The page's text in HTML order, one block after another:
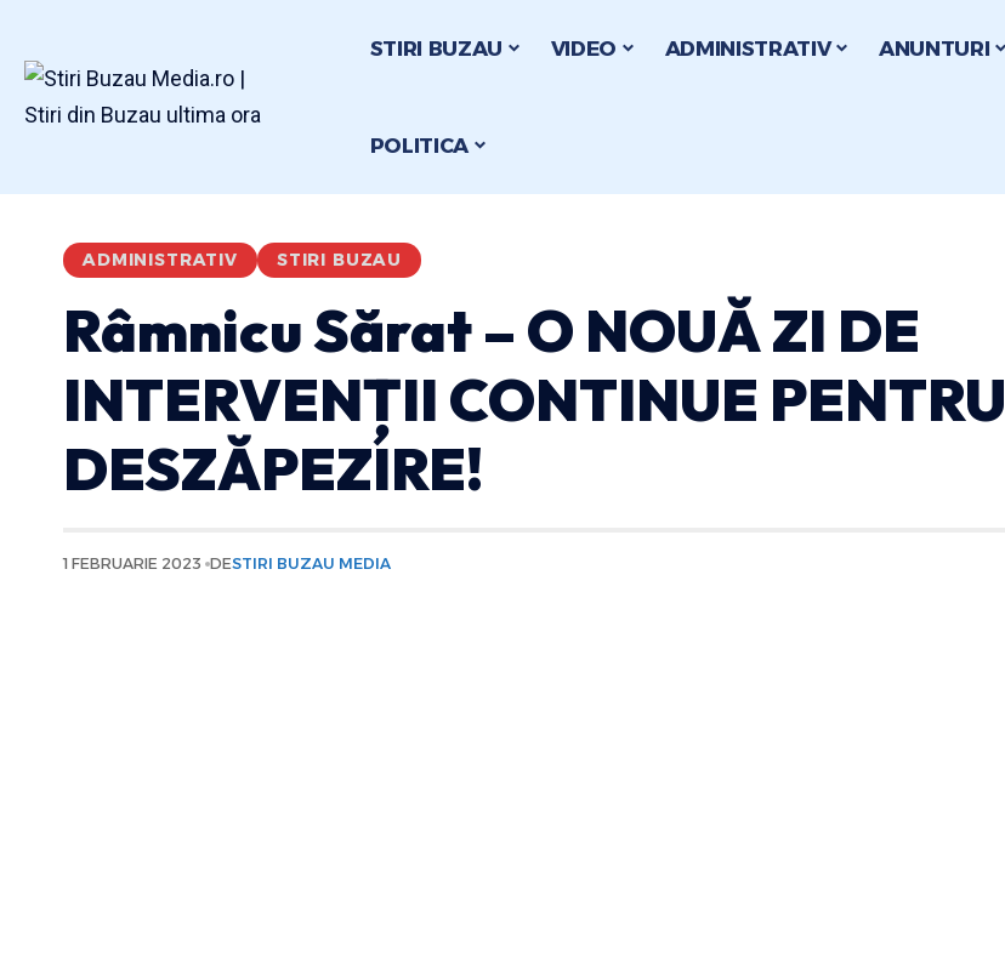
STIRI BUZAU VIDEO ADMINISTRATIV ANUNTURI
POLITICA
ADMINISTRATIV STIRI BUZAU
Râmnicu Sărat – O NOUĂ ZI DE
INTERVENȚII CONTINUE PENTRU
DESZĂPEZIRE!
1 FEBRUARIE 2023 DESTIRI BUZAU MEDIA